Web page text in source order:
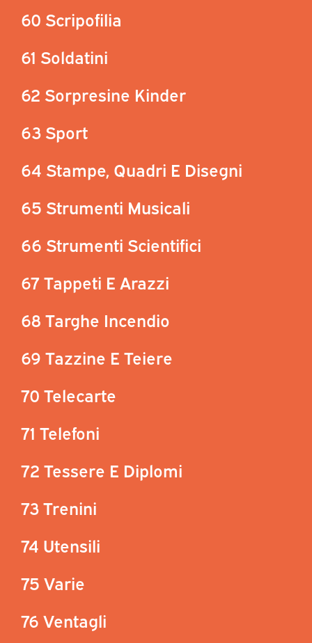
60 Scripofilia
61 Soldatini
62 Sorpresine Kinder
63 Sport
64 Stampe, Quadri E Disegni
65 Strumenti Musicali
66 Strumenti Scientifici
67 Tappeti E Arazzi
68 Targhe Incendio
69 Tazzine E Teiere
70 Telecarte
71 Telefoni
72 Tessere E Diplomi
73 Trenini
74 Utensili
75 Varie
76 Ventagli